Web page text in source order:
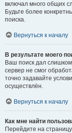
включал много общих
Будьте более
поиска.
Вернуться к началу
В результате моего
Ваш поиск дал
сервер не смог
точно задавайте
осуществлён.
Вернуться к началу
Как мне найти
Перейдите на